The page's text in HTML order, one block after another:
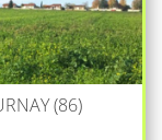
(86)